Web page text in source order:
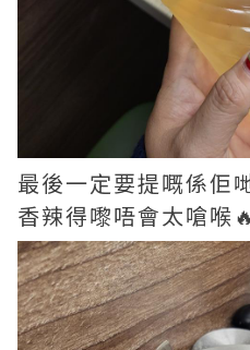
最後一定要提嘅係佢
香辣得嚟唔會太嗆喉